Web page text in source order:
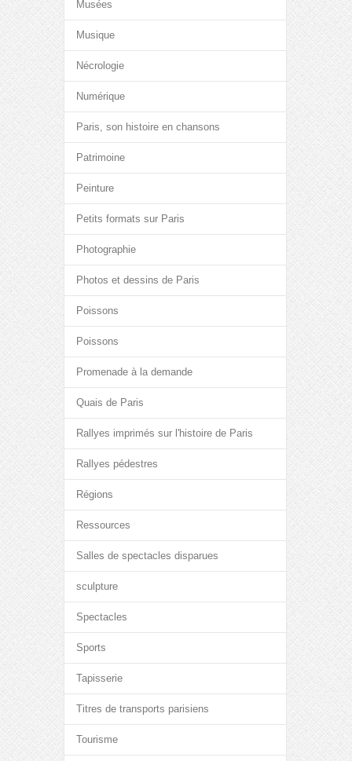
Musées
Musique
Nécrologie
Numérique
Paris, son histoire en chansons
Patrimoine
Peinture
Petits formats sur Paris
Photographie
Photos et dessins de Paris
Poissons
Poissons
Promenade à la demande
Quais de Paris
Rallyes imprimés sur l'histoire de Paris
Rallyes pédestres
Régions
Ressources
Salles de spectacles disparues
sculpture
Spectacles
Sports
Tapisserie
Titres de transports parisiens
Tourisme